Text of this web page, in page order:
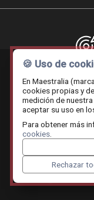
Cruceros
🍪 Uso de
En Maestralia
cookies propias y
medición de
aceptar su uso en
Para obtener más
cookies
Rechazar